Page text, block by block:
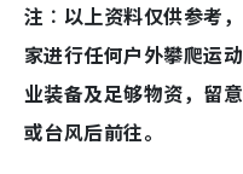
注︰以上资料仅供参考
家进行任何户外攀爬运
业装备及足够物资，留
或台风后前往。